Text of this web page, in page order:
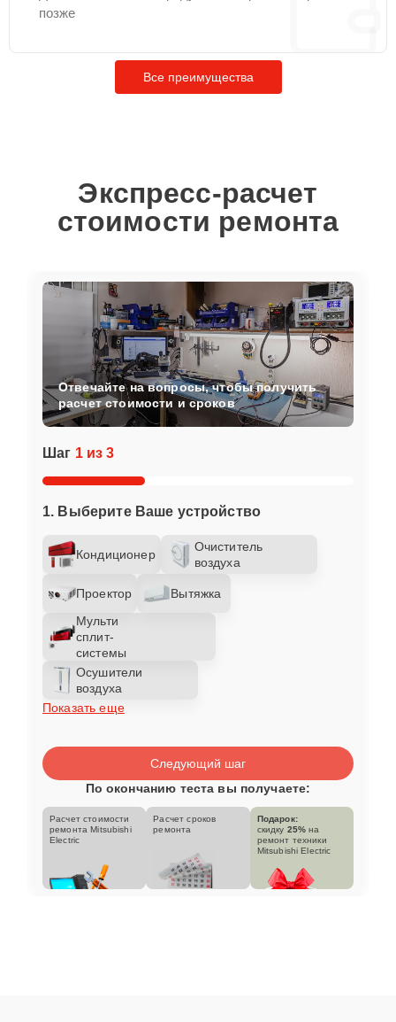
позже
Все преимущества
Экспресс-расчет
стоимости ремонта
Шаг 1 из 3
1. Выберите Ваше устройство
Кондиционер
Очиститель
воздуха
Проектор
Вытяжка
Мульти
сплит-
системы
Осушители
воздуха
Показать еще
Отвечайте на вопросы, чтобы получить
расчет стоимости и сроков
Следующий шаг
По окончанию теста вы получаете:
Расчет стоимости
ремонта Mitsubishi
Electric
Расчет сроков
ремонта
Подарок:
скидку 25% на
ремонт техники
Mitsubishi Electric